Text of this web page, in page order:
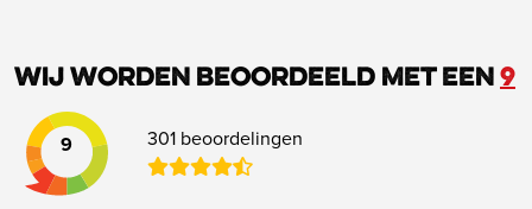
Wij worden beoordeeld met een 9
9 301 beoordelingen